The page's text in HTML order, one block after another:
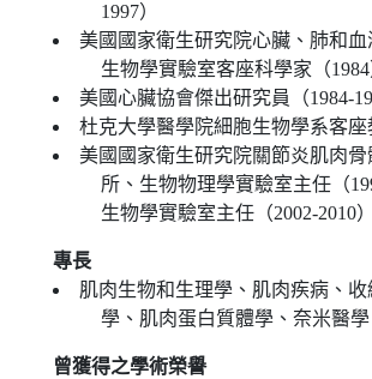
1997）
美國國家衛生研究院心臟、肺和
生物學實驗室客座科學家（1984
美國心臟協會傑出研究員（1984-
杜克大學醫學院細胞生物學系客座
美國國家衛生研究院關節炎肌肉
所、生物物理學實驗室主任（
生物學實驗室主任（2002-2010）
專長
肌肉生物和生理學、肌肉疾病、
學、肌肉蛋白質體學、奈米醫學
曾獲得之學術榮譽